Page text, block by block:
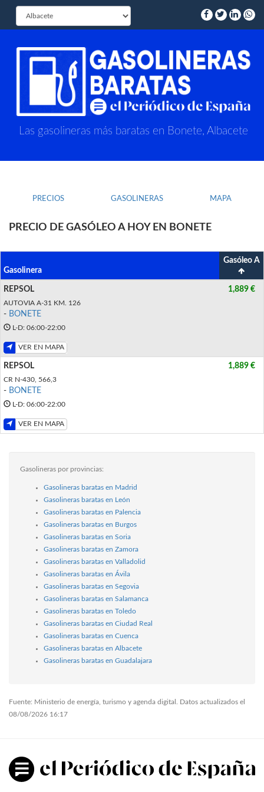
Las gasolineras más baratas en Bonete, Albacete
PRECIOS GASOLINERAS MAPA
PRECIO DE GASÓLEO A HOY EN BONETE
Gasolinera
Gasóleo A
REPSOL
AUTOVIA A-31 KM. 126
- BONETE
L-D: 06:00-22:00
VER EN MAPA
1,889 €
REPSOL
CR N-430, 566,3
- BONETE
L-D: 06:00-22:00
VER EN MAPA
1,889 €
Gasolineras por provincias:
Gasolineras baratas en Madrid
Gasolineras baratas en León
Gasolineras baratas en Palencia
Gasolineras baratas en Burgos
Gasolineras baratas en Soria
Gasolineras baratas en Zamora
Gasolineras baratas en Valladolid
Gasolineras baratas en Ávila
Gasolineras baratas en Segovia
Gasolineras baratas en Salamanca
Gasolineras baratas en Toledo
Gasolineras baratas en Ciudad Real
Gasolineras baratas en Cuenca
Gasolineras baratas en Albacete
Gasolineras baratas en Guadalajara
Fuente: Ministerio de energía, turismo y agenda digital. Datos actualizados el
08/08/2026 16:17